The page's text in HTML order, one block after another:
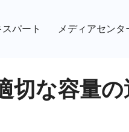
パート メディアセンタ
切な容量